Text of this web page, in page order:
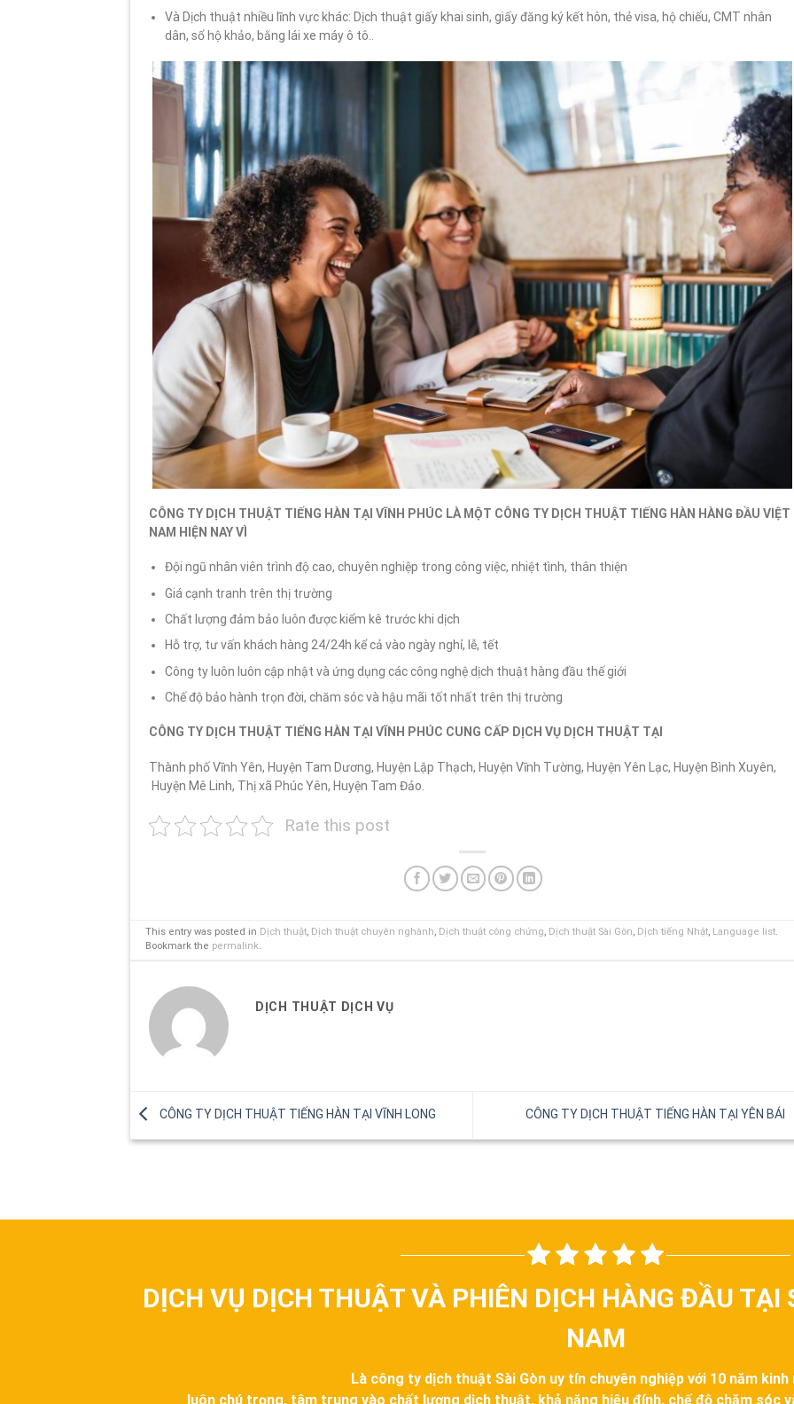
Và Dịch thuật nhiều lĩnh vực khác: Dịch thuật giấy khai sinh, giấy đăng ký kết hôn, thẻ visa, hộ chiếu, CMT nhân
dân, sổ hộ khảo, bằng lái xe máy ô tô..
CÔNG TY DỊCH THUẬT TIẾNG HÀN TẠI VĨNH PHÚC LÀ MỘT CÔNG TY DỊCH THUẬT TIẾNG HÀN HÀNG ĐẦU VIỆT
NAM HIỆN NAY VÌ
Đội ngũ nhân viên trình độ cao, chuyên nghiệp trong công việc, nhiệt tình, thân thiện
Giá cạnh tranh trên thị trường
Chất lượng đảm bảo luôn được kiểm kê trước khi dịch
Hỗ trợ, tư vấn khách hàng 24/24h kể cả vào ngày nghỉ, lễ, tết
Công ty luôn luôn cập nhật và ứng dụng các công nghệ dịch thuật hàng đầu thế giới
Chế độ bảo hành trọn đời, chăm sóc và hậu mãi tốt nhất trên thị trường
CÔNG TY DỊCH THUẬT TIẾNG HÀN TẠI VĨNH PHÚC CUNG CẤP DỊCH VỤ DỊCH THUẬT TẠI
Thành phố Vĩnh Yên, Huyện Tam Dương, Huyện Lập Thạch, Huyện Vĩnh Tường, Huyện Yên Lạc, Huyện Bình Xuyên,
Huyện Mê Linh, Thị xã Phúc Yên, Huyện Tam Đảo.
Rate this post
This entry was posted in Dịch thuật, Dịch thuật chuyên nghành, Dịch thuật công chứng, Dịch thuật Sài Gòn, Dịch tiếng Nhật, Language list.
Bookmark the permalink.
DỊCH THUẬT DỊCH VỤ
CÔNG TY DỊCH THUẬT TIẾNG HÀN TẠI VĨNH LONG CÔNG TY DỊCH THUẬT TIẾNG HÀN TẠI YÊN BÁI
DỊCH VỤ DỊCH THUẬT VÀ PHIÊN DỊCH HÀNG ĐẦU TẠI
NAM
Là công ty dịch thuật Sài Gòn uy tín chuyên nghiệp với 10 năm kinh
luôn chú trọng, tâm trung vào chất lượng dịch thuật, khả năng hiệu đính, chế độ chăm sóc